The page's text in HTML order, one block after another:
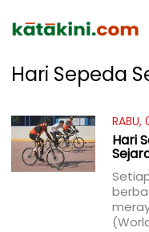
Hari Sepeda
Hari